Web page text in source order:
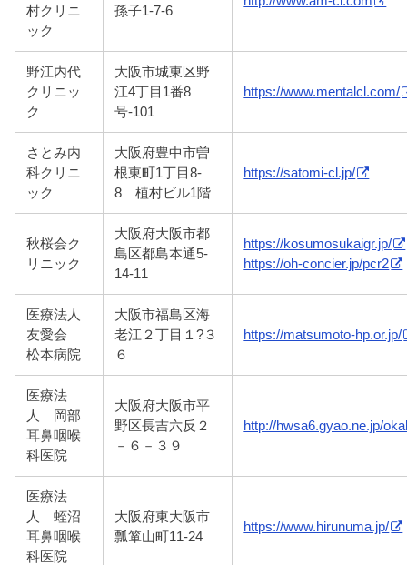
村クリニ
ック
孫子1-7-6
野江内代
クリニッ
ク
大阪市城東区野
江4丁目1番8
号-101
https://www.mentalcl.com/
さとみ内
科クリニ
ック
大阪府豊中市曽
根東町1丁目8-
8 植村ビル1階
https://satomi-cl.jp/
秋桜会ク
リニック
大阪府大阪市都
島区都島本通5-
14-11
https://kosumosukaigr.jp/
https://oh-concier.jp/pcr2
医療法人
友愛会
松本病院
大阪市福島区海
老江２丁目１?３
６
https://matsumoto-hp.or.jp/
医療法
人 岡部
耳鼻咽喉
科医院
大阪府大阪市平
野区長吉六反２
－６－３９
http://hwsa6.gyao.ne.jp/
医療法
人 蛭沼
耳鼻咽喉
科医院
大阪府東大阪市
瓢箪山町11-24
https://www.hirunuma.jp/